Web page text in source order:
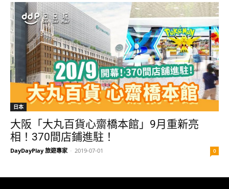
日本
大阪「大丸百貨心齋橋本館」9月重新亮
相！370間店鋪進駐！
DayDayPlay 旅遊專家 - 2019-07-01 0